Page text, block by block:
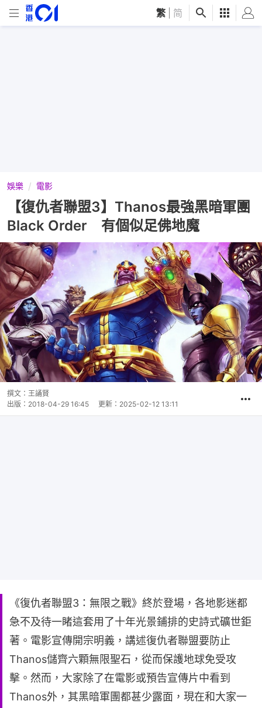
繁 简
娛樂 電影
【復仇者聯盟3】Thanos最強黑暗軍團
Black Order 有個似足佛地魔
撰文： 王誦賢
出版： 2018-04-29 16:45 更新： 2025-02-12 13:11
《復仇者聯盟3：無限之戰》終於登場，各地影迷都
急不及待一睹這套用了十年光景鋪排的史詩式礦世鉅
著。電影宣傳開宗明義，講述復仇者聯盟要防止
Thanos儲齊六顆無限聖石，從而保護地球免受攻
擊。然而，大家除了在電影或預告宣傳片中看到
Thanos外，其黑暗軍團都甚少露面，現在和大家一